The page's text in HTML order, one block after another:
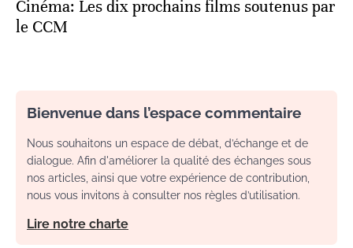
Cinéma: Les dix prochains films soutenus par
le CCM
Bienvenue dans l’espace commentaire
Nous souhaitons un espace de débat, d’échange et de
dialogue. Afin d'améliorer la qualité des échanges sous
nos articles, ainsi que votre expérience de contribution,
nous vous invitons à consulter nos règles d’utilisation.
Lire notre charte